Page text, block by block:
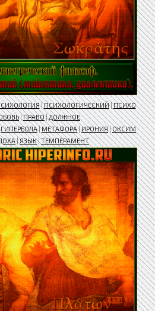
|ПСИХОЛОГИЧЕСКИЙ|ПСИХО
|ПРАВО|ДОЛЖНОЕ
ГИПЕРБОЛА|МЕТАФОРА|ИРОНИЯ|ОКСИМ
|ЯЗЫК|ТЕМПЕРАМЕНТ